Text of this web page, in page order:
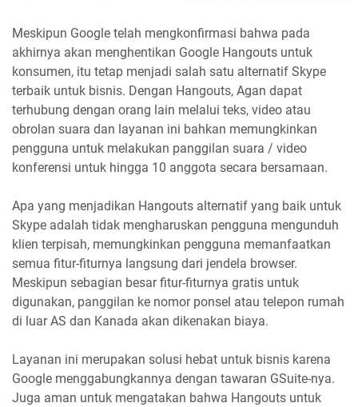
Meskipun Google telah mengkonfirmasi bahwa pada
akhirnya akan menghentikan Google Hangouts untuk
konsumen, itu tetap menjadi salah satu alternatif Skype
terbaik untuk bisnis. Dengan Hangouts, Agan dapat
terhubung dengan orang lain melalui teks, video atau
obrolan suara dan layanan ini bahkan memungkinkan
pengguna untuk melakukan panggilan suara / video
konferensi untuk hingga 10 anggota secara bersamaan.
Apa yang menjadikan Hangouts alternatif yang baik untuk
Skype adalah tidak mengharuskan pengguna mengunduh
klien terpisah, memungkinkan pengguna memanfaatkan
semua fitur-fiturnya langsung dari jendela browser.
Meskipun sebagian besar fitur-fiturnya gratis untuk
digunakan, panggilan ke nomor ponsel atau telepon rumah
di luar AS dan Kanada akan dikenakan biaya.
Layanan ini merupakan solusi hebat untuk bisnis karena
Google menggabungkannya dengan tawaran GSuite-nya.
Juga aman untuk mengatakan bahwa Hangouts untuk